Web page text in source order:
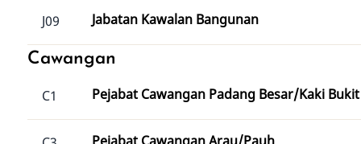
J09 Jabatan Kawalan Bangunan
Cawangan
C1 Pejabat Cawangan Padang Besar/Kaki Bukit